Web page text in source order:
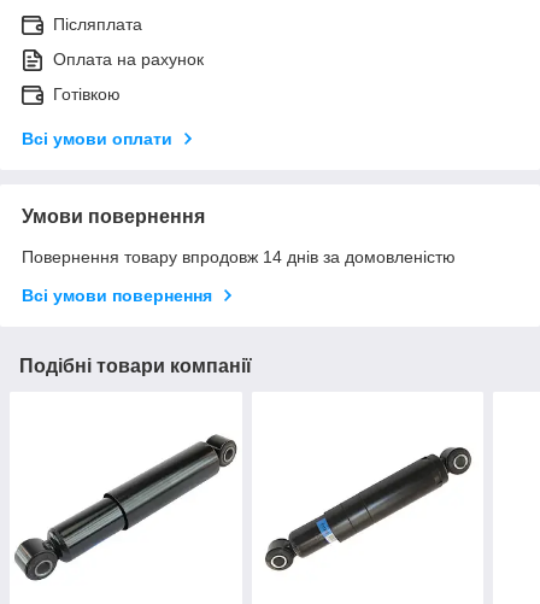
Післяплата
Оплата на рахунок
Готівкою
Всі умови оплати
Умови повернення
Повернення товару впродовж 14 днів за домовленістю
Всі умови повернення
Подібні товари компанії